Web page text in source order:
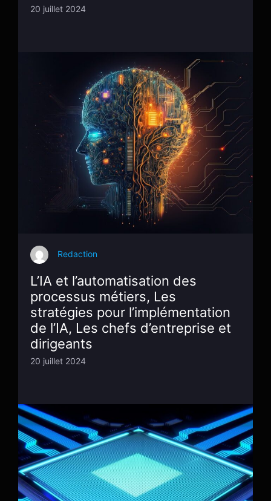
20 juillet 2024
Redaction
L’IA et l’automatisation des
processus métiers, Les
stratégies pour l’implémentation
de l’IA, Les chefs d’entreprise et
dirigeants
20 juillet 2024